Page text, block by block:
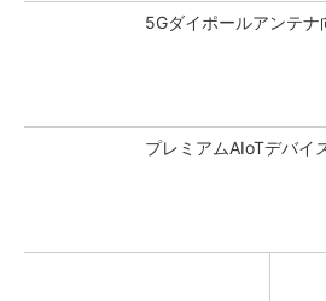
5Gダイポールアンテ
プレミアムAIoTデバイ